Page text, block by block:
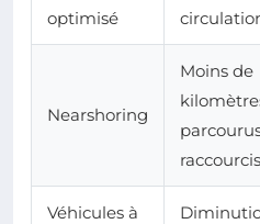
optimisé
Nearshoring
Moins de
raccourcis
Véhicules à